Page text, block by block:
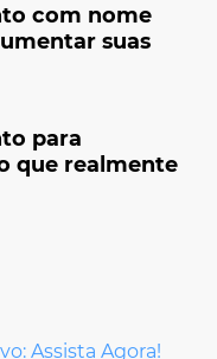
com nome
suas
para
que realmente
Assista Agora!